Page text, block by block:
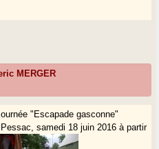
MERGER
"Escapade gasconne"
samedi 18 juin 2016 à partir